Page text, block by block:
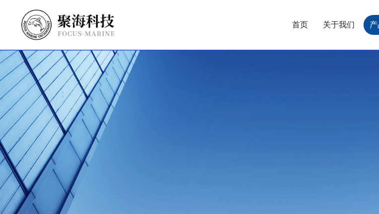
首页 关于我们